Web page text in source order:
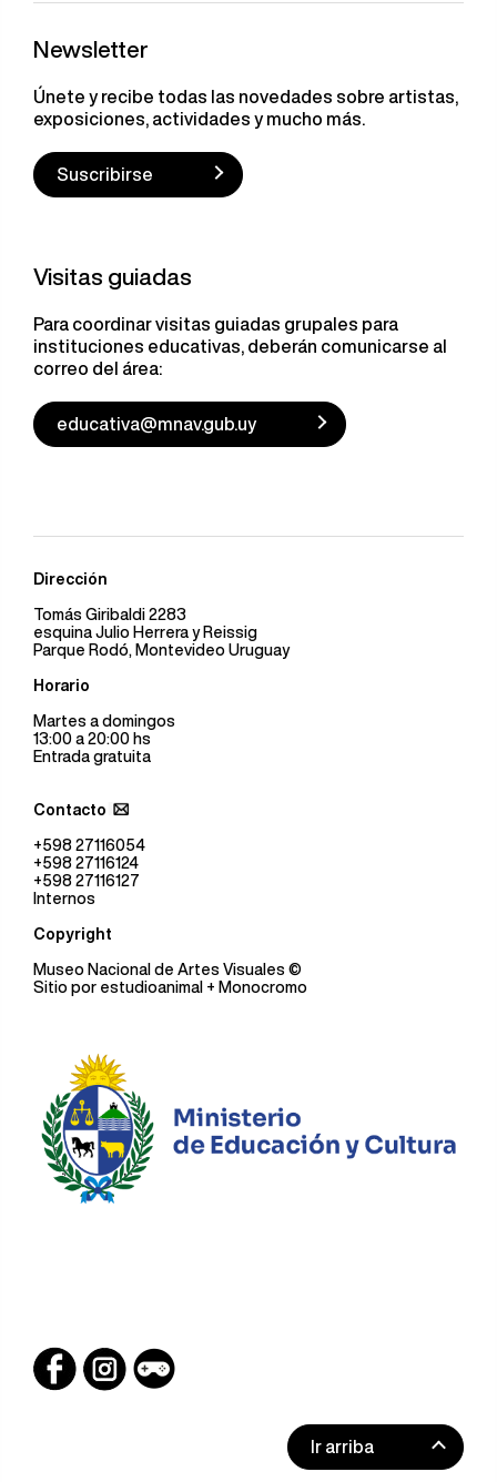
Newsletter
Únete y recibe todas las novedades sobre artistas,
exposiciones, actividades y mucho más.
Suscribirse
Visitas guiadas
Para coordinar visitas guiadas grupales para
instituciones educativas, deberán comunicarse al
correo del área:
educativa@mnav.gub.uy
Dirección
Tomás Giribaldi 2283
esquina Julio Herrera y Reissig
Parque Rodó, Montevideo Uruguay
Horario
Martes a domingos
13:00 a 20:00 hs
Entrada gratuita
Contacto
+598 27116054
+598 27116124
+598 27116127
Internos
Copyright
Museo Nacional de Artes Visuales ©
Sitio por estudioanimal + Monocromo
Ir arriba